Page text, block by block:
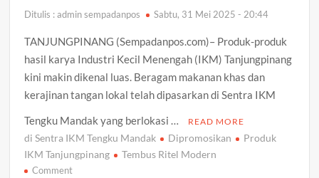
Kedua
Ditulis : admin sempadanpos Sabtu, 31 Mei 2025 - 20:44
TANJUNGPINANG (Sempadanpos.com)– Produk-produk
hasil karya Industri Kecil Menengah (IKM) Tanjungpinang
kini makin dikenal luas. Beragam makanan khas dan
kerajinan tangan lokal telah dipasarkan di Sentra IKM
Tengku Mandak yang berlokasi …
READ MORE
di Sentra IKM Tengku Mandak Dipromosikan
Produk
IKM Tanjungpinang
Tembus Ritel Modern
Commenton